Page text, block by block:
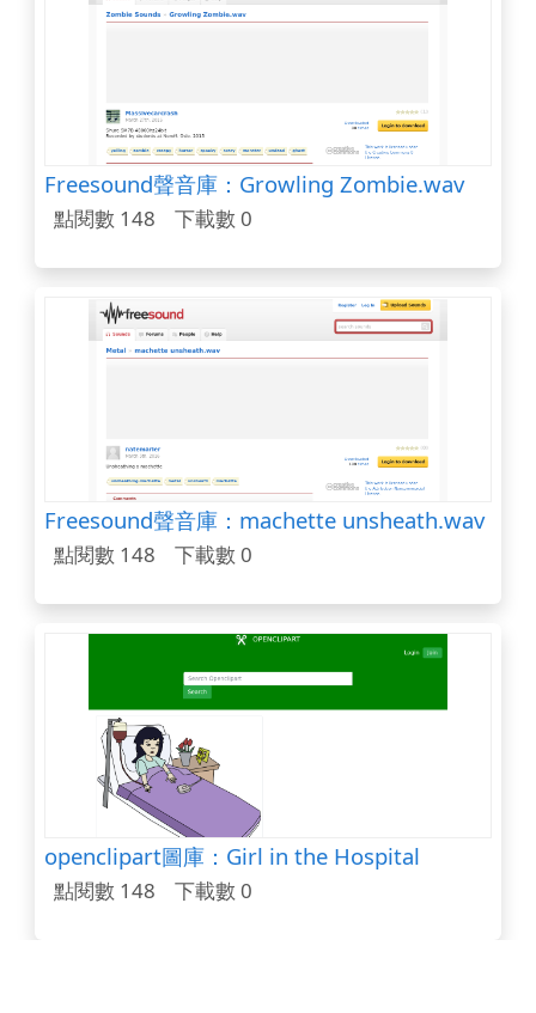
Freesound聲音庫：Growling Zombie.wav
點閱數 148 下載數 0
Freesound聲音庫：machette unsheath.wav
點閱數 148 下載數 0
openclipart圖庫：Girl in the Hospital
點閱數 148 下載數 0